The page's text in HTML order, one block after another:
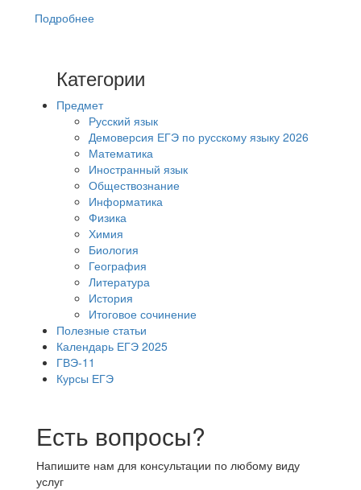
Подробнее
Категории
Предмет
Русский язык
Демоверсия ЕГЭ по русскому языку 2026
Математика
Иностранный язык
Обществознание
Информатика
Физика
Химия
Биология
География
Литература
История
Итоговое сочинение
Полезные статьи
Календарь ЕГЭ 2025
ГВЭ-11
Курсы ЕГЭ
Есть вопросы?
Напишите нам для консультации по любому виду
услуг